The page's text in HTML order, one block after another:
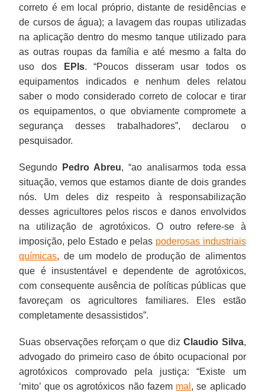
correto é em local próprio, distante de residências e
de cursos de água); a lavagem das roupas utilizadas
na aplicação dentro do mesmo tanque utilizado para
as outras roupas da família e até mesmo a falta do
uso dos
EPIs. “Poucos disseram usar todos os
equipamentos indicados e nenhum deles relatou
saber o modo considerado correto de colocar e tirar
os equipamentos, o que obviamente compromete a
segurança desses trabalhadores”, declarou o
pesquisador.
Segundo Pedro Abreu, “ao analisarmos toda essa
situação, vemos que estamos diante de dois grandes
nós. Um deles diz respeito à responsabilização
desses agricultores pelos riscos e danos envolvidos
na utilização de agrotóxicos. O outro refere-se à
imposição, pelo Estado e pelas poderosas industriais
químicas, de um modelo de produção de alimentos
que é insustentável e dependente de agrotóxicos,
com consequente ausência de políticas públicas que
favoreçam os agricultores familiares. Eles estão
completamente desassistidos”.
Suas observações reforçam o que dizClaudio Silva,
advogado do primeiro caso de óbito ocupacional por
agrotóxicos comprovado pela justiça: “Existe um
‘mito’ que os agrotóxicos não fazem mal , se aplicado